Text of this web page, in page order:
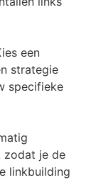
een
strategie
specifieke
zodat je de
linkbuilding